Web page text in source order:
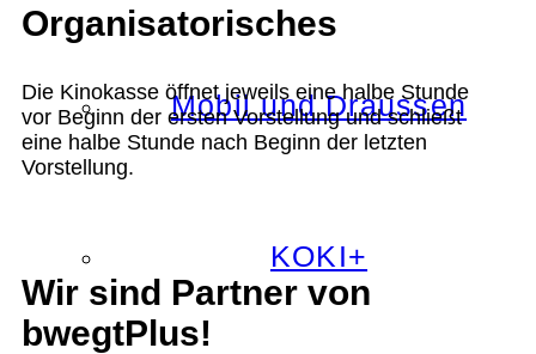
Mobil und Draussen
KOKI+
Organisatorisches
Die Kinokasse öffnet jeweils eine halbe Stunde
vor Beginn der ersten Vorstellung und schließt
eine halbe Stunde nach Beginn der letzten
Vorstellung.
Wir sind Partner von
bwegtPlus!